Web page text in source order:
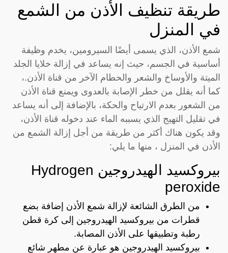
طريقة تنظيف الأذن من الشمع
في المنزل
شمع الأذن، الذي يسمى أيضًا السيرومين، يخدم وظيفة
أساسية في الجسم، حيث إنه يساعد في إزالة خلايا الجلد
الميتة والأوساخ والشعر والحطام الآخر من قناة الأذن.،
كما أنه يقلل من خطر الإصابة بالعدوى ويمنع قناة الأذن
من الشعور بعدم الارتياح والحكة، بالإضافة إلى أنه يساعد
في تقليل التهيج الذي يسببه الماء عند دخوله قناة الأذن،
وقد يكون هناك أكثر من طريقة من أجل إزالة الشمع من
الأذن في المنزل ، منها ما يلي:
بيروكسيد الهيدروجين Hydrogen
peroxide
من الطرق الشائعة لإزالة شمع الأذن إضافة بضع
قطرات من بيروكسيد الهيدروجين إلى كرة قطن
رطبة وتطبيقها على الأذن المصابة.
بيروكسيد الهيدروجين هو عبارة عن مطهر شائع